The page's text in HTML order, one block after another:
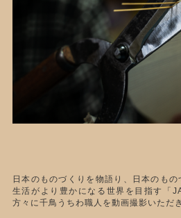
日本のものづくりを物語り、日本のも
生活がより豊かになる世界を目指す「
方々に千鳥うちわ職人を動画撮影いただ